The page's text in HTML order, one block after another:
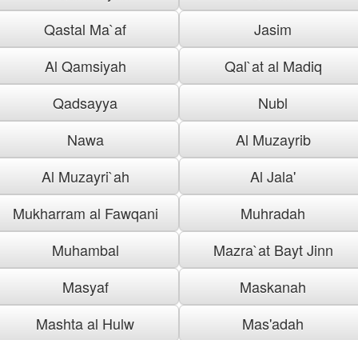
Qastal Ma`af
Jasim
Al Qamsiyah
Qal`at al Madiq
Qadsayya
Nubl
Nawa
Al Muzayrib
Al Muzayri`ah
Al Jala'
Mukharram al Fawqani
Muhradah
Muhambal
Mazra`at Bayt Jinn
Masyaf
Maskanah
Mashta al Hulw
Mas'adah